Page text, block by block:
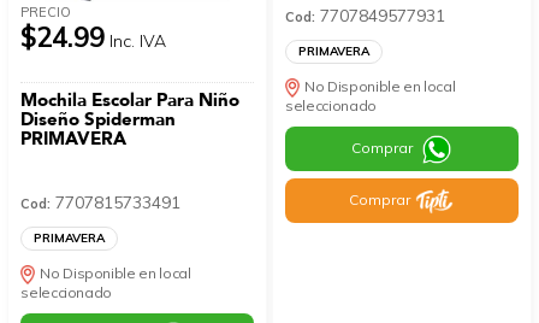
PRECIO
$24.99 Inc. IVA
Mochila Escolar Para Niño
Diseño Spiderman
PRIMAVERA
Cod: 7707815733491
PRIMAVERA
No Disponible en local
seleccionado
Cod: 7707849577931
PRIMAVERA
No Disponible en local
seleccionado
Comprar
Comprar